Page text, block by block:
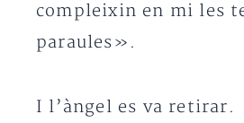
compleixin en mi les
paraules».
I l’àngel es va retirar.